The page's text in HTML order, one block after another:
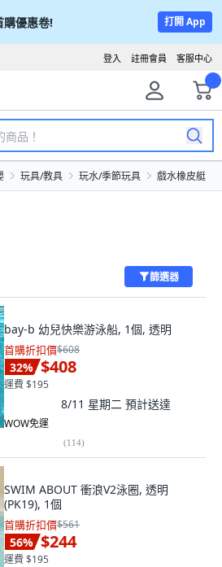
購優惠卷! 打開 App
客服中心
註冊會員
登入
玩具/教具 玩水/季節玩具 戲水橡皮艇
篩選器
bay-b 幼兒快樂游泳船, 1個, 透明
首購折扣價$608
32% $408
運費 $195
8/11 星期二 預計送達
WOW免運
(114)
SWIM ABOUT 衝浪V2泳圈, 透明
(PK19), 1個
首購折扣價$561
56% $244
運費 $195